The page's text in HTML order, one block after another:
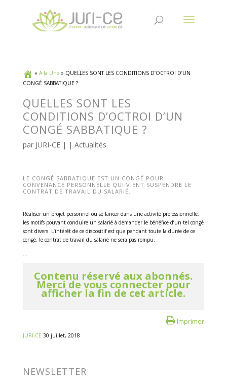
» A la Une» QUELLES SONT LES CONDITIONS D’OCTROI D’UN
CONGÉ SABBATIQUE ?
QUELLES SONT LES
CONDITIONS D’OCTROI D’UN
CONGÉ SABBATIQUE ?
par JURI-CE| | Actualités
LE CONGÉ SABBATIQUE EST UN CONGÉ POUR
CONVENANCE PERSONNELLE QUI VIENT SUSPENDRE LE
CONTRAT DE TRAVAIL DU SALARIÉ.
Réaliser un projet personnel ou se lancer dans une activité professionnelle,
les motifs pouvant conduire un salarié à demander le bénéfice d’un tel congé
sont divers. L’intérêt de ce dispositif est que pendant toute la durée de ce
congé, le contrat de travail du salarié ne sera pas rompu.
...
Contenu réservé aux abonnés.
Merci de vous connecter pour
afficher la fin de cet article.
Imprimer
JURI-CE 30 juillet, 2018
NEWSLETTER